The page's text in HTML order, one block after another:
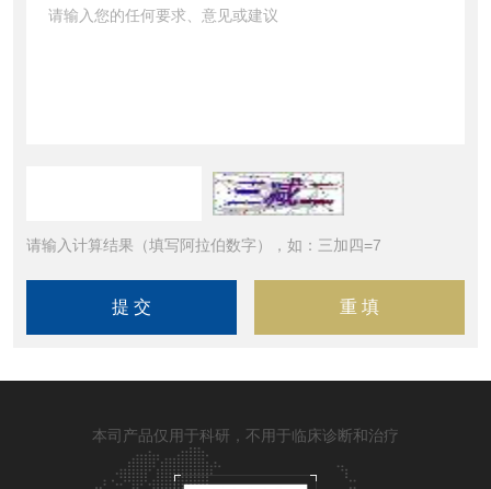
请输入计算结果（填写阿拉伯数字），如：三加四=7
本司产品仅用于科研，不用于临床诊断和治疗